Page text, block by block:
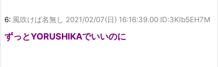
6: 風吹けば名無し 2021/02/07(日) 16:16:39.00 ID:3Klb5EH7M
ずっとYORUSHIKAでいいのに